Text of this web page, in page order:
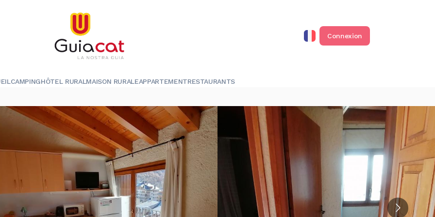
Connexion
CAMPINGHÔTEL RURALMAISON RURALEAPPARTEMENTRESTAURANTS